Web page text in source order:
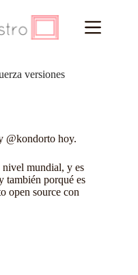
versiones
@kondorto hoy.
nivel mundial, y es
también porqué es
open source con